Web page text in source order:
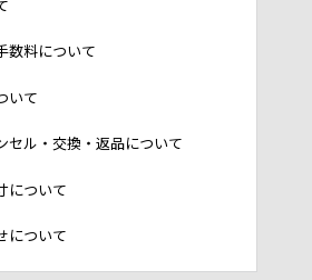
数料について
いて
セル・交換・返品について
について
について